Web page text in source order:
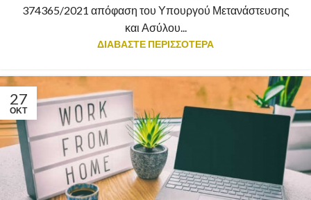
374365/2021 απόφαση του Υπουργού Μετανάστευσης
και Ασύλου...
ΔΙΑΒΑΣΤΕ ΠΕΡΙΣΣΟΤΕΡΑ
27
ΟΚΤ